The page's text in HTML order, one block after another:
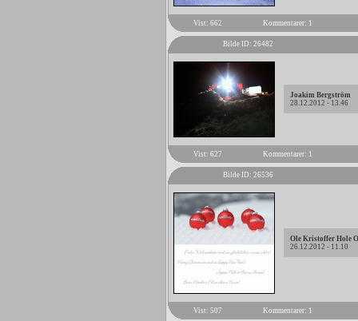
Vist: 662 Kommentarer: 1
Bilde ID: 26482
Joakim Bergström
28.12.2012 - 13.46
Vist: 627 Kommentarer: 1
Bilde ID: 26536
Ole Kristoffer Hole
26.12.2012 - 11.10
Vist: 507 Kommentarer: 1